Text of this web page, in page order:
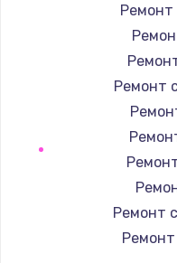
Замена
Ремонт
Ремонт
Ремонт
Ремонт